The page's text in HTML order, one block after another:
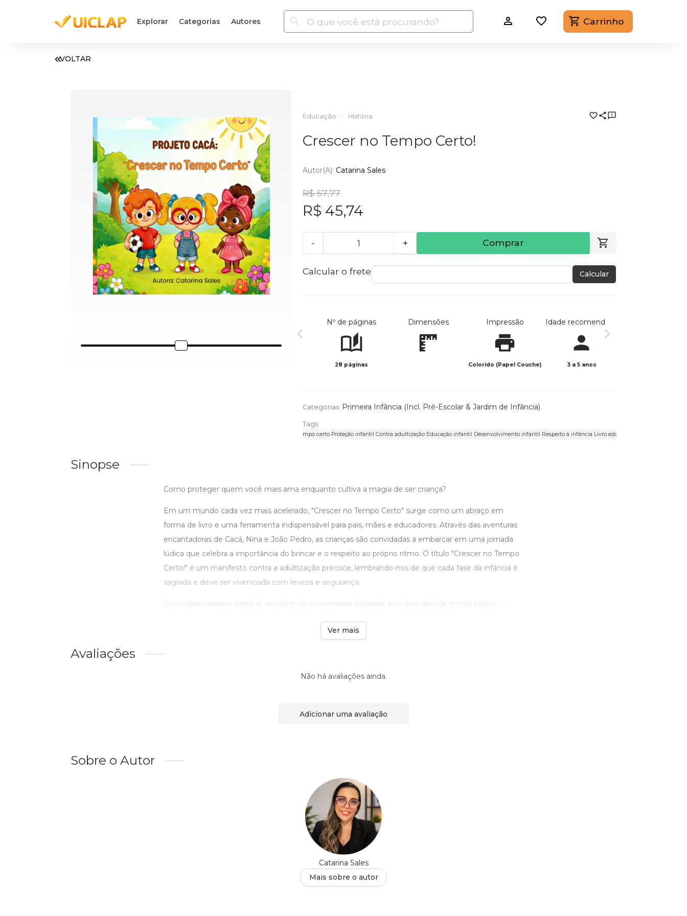
Explorar Categorias Autores Carrinho
VOLTAR
Educação História
Crescer no Tempo Certo!
Autor(a): Catarina Sales
R$ 57,77
R$ 45,74
- + Comprar
Calcular o frete Calcular
Nº de páginas
28 páginas
Dimensões Impressão
Colorido (Papel Couche)
Idade recomendada
3 a 5 anos
Categorias: Primeira Infância (Incl. Pré-Escolar & Jardim de Infância)
Tags:
Livro infantil Crescer no tempo certo Proteção infantil Contra adultização Educação infantil Desenvolvimento infantil Respeito à infância Livro educativo Criação consciente
Sinopse
Como proteger quem você mais ama enquanto cultiva a magia de ser criança?
Em um mundo cada vez mais acelerado, "Crescer no Tempo Certo" surge como um abraço em
forma de livro e uma ferramenta indispensável para pais, mães e educadores. Através das aventuras
encantadoras de Cacá, Nina e João Pedro, as crianças são convidadas a embarcar em uma jornada
lúdica que celebra a importância do brincar e o respeito ao próprio ritmo. O título "Crescer no Tempo
Certo!" é um manifesto contra a adultização precoce, lembrando-nos de que cada fase da infância é
sagrada e deve ser vivenciada com leveza e segurança.
Com uma narrativa sensível, envolvendo e ricamente ilustrada, este livro aborda temas essenc ...
Ver mais
Avaliações
Não há avaliações ainda.
Adicionar uma avaliação
Sobre o Autor
Catarina Sales
Mais sobre o autor